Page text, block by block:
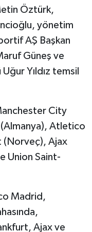
Öztürk,
yönetim
AŞ Başkan
Güneş ve
Yıldız temsil
City
Atletico
(Norveç), Ajax
Union Saint-
Madrid,
Ajax ve